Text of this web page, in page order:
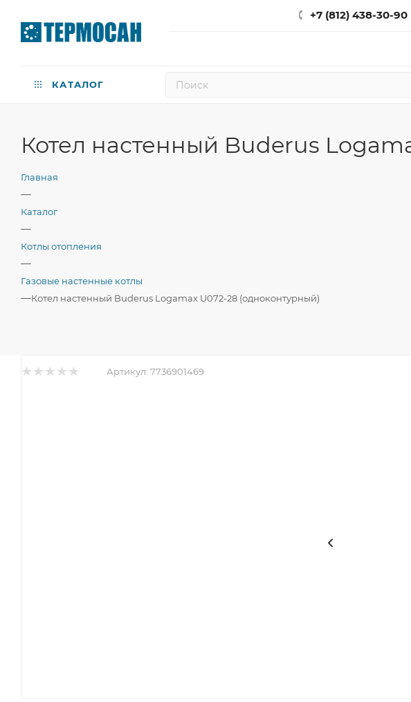
+7 (812) 438-30-90
КАТАЛОГ
Котел настенный Buderus
Главная
—
Каталог
—
Котлы отопления
—
Газовые настенные котлы
—Котел настенный Buderus Logamax U072-28 (одноконтурный)
Артикул: 7736901469